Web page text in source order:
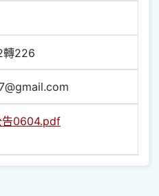
轉226
告0604.pdf